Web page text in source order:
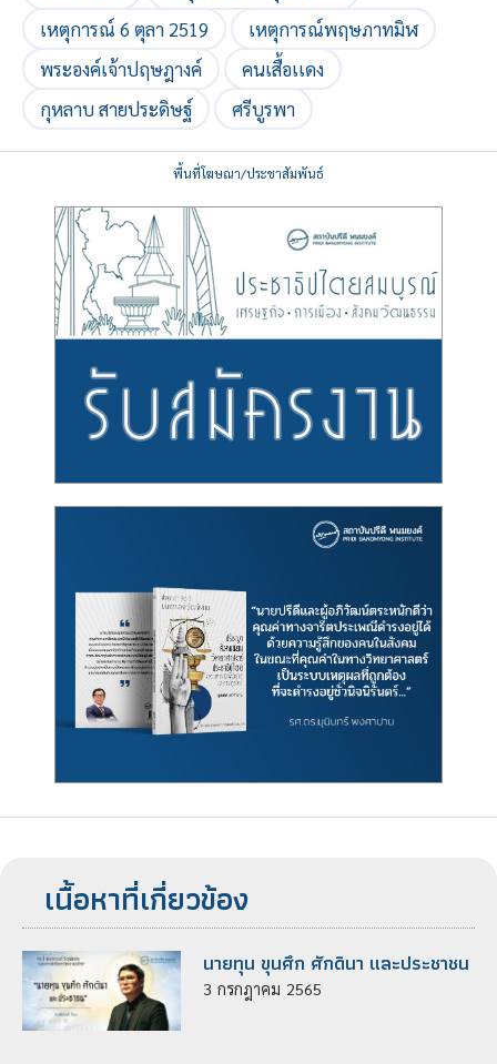
เหตุการณ์ 6 ตุลา 2519
เหตุการณ์พฤษภาทมิฬ
พระองค์เจ้าปฤษฎางค์
คนเสื้อเเดง
กุหลาบ สายประดิษฐ์
ศรีบูรพา
พื้นที่โฆษณา/ประชาสัมพันธ์
เนื้อหาที่เกี่ยวข้อง
นายทุน ขุนศึก ศักดินา และประชาชน
3 กรกฎาคม 2565